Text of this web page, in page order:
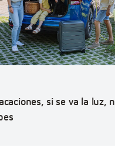
si se va la luz,